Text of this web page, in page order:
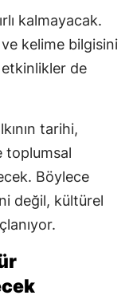
kalmayacak.
kelime bilgisini
de
tarihi,
toplumsal
Böylece
değil, kültürel